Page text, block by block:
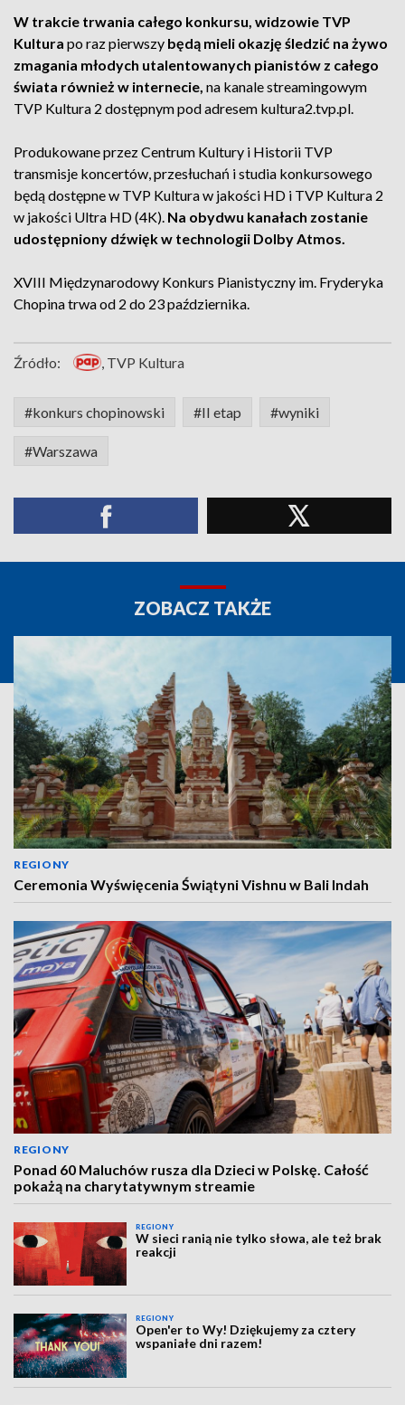
W trakcie trwania całego konkursu, widzowie TVP
Kultura po raz pierwszy będą mieli okazję śledzić na żywo
zmagania młodych utalentowanych pianistów z całego
świata również w internecie, na kanale streamingowym
TVP Kultura 2 dostępnym pod adresem kultura2.tvp.pl.
Produkowane przez Centrum Kultury i Historii TVP
transmisje koncertów, przesłuchań i studia konkursowego
będą dostępne w TVP Kultura w jakości HD i TVP Kultura 2
w jakości Ultra HD (4K). Na obydwu kanałach zostanie
udostępniony dźwięk w technologii Dolby Atmos.
XVIII Międzynarodowy Konkurs Pianistyczny im. Fryderyka
Chopina trwa od 2 do 23 października.
Źródło: , TVP Kultura
#konkurs chopinowski #II etap #wyniki
#Warszawa
ZOBACZ TAKŻE
REGIONY
Ceremonia Wyświęcenia Świątyni Vishnu w Bali Indah
REGIONY
Ponad 60 Maluchów rusza dla Dzieci w Polskę. Całość
pokażą na charytatywnym streamie
REGIONY
W sieci ranią nie tylko słowa, ale też brak
reakcji
REGIONY
Open'er to Wy! Dziękujemy za cztery
wspaniałe dni razem!